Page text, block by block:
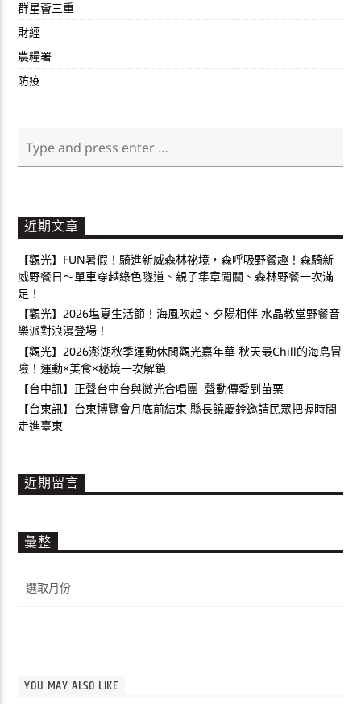
群星薈三重
財經
農糧署
防疫
近期文章
【觀光】FUN暑假！騎進新威森林祕境，森呼吸野餐趣！森騎新
威野餐日～單車穿越綠色隧道、親子集章闖關、森林野餐一次滿
足！
【觀光】2026塩夏生活節！海風吹起、夕陽相伴 水晶教堂野餐音
樂派對浪漫登場！
【觀光】2026澎湖秋季運動休閒觀光嘉年華 秋天最Chill的海島冒
險！運動×美食×秘境一次解鎖
【台中訊】正聲台中台與微光合唱團 聲動傳愛到苗栗
【台東訊】台東博覽會月底前結束 縣長饒慶鈴邀請民眾把握時間
走進臺東
近期留言
彙整
整
YOU MAY ALSO LIKE